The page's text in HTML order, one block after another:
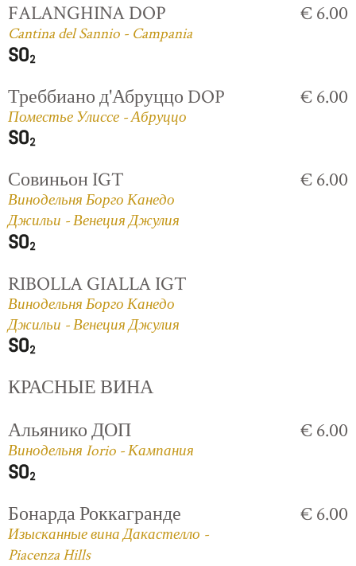
FALANGHINA DOP
Cantina del Sannio - Campania
€ 6.00
Треббиано д'Абруццо DOP
Поместье Улиссе - Абруццо
€ 6.00
Совиньон IGT
Винодельня Борго Канедо
Джильи - Венеция Джулия
€ 6.00
RIBOLLA GIALLA IGT
Винодельня Борго Канедо
Джильи - Венеция Джулия
КРАСНЫЕ ВИНА
Альянико ДОП
Винодельня Iorio - Кампания
€ 6.00
Бонарда Роккагранде
Изысканные вина Дакастелло -
Piacenza Hills
€ 6.00